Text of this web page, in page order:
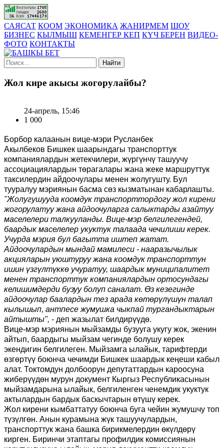
САЯСАТ КООМ ЭКОНОМИКА ЖАНИРМЕМ ШОУ
БИЗНЕС КЫЛМЫШ КЕМЕНГЕР КЕП КҮЧ БЕРЕН ВИДЕО-
ФОТО КОНТАКТЫ
Найти
Жол кире акысы жогорулайбы?
24-апрель, 15:46
1 000
Борбор калаанын вице-мэри Русланбек
Акылбеков Бишкек шаарындагы транспорттук
компаниялардын жетекчилери, жүргүнчү ташуучу
ассоциациялардын төрагалары жана жеке маршруттук
таксилердин айдоочулары менен жолугушту. Бул
тууралуу мэриянын басма сөз кызматынан кабарлашты.
"Жолугушууда коомдук транспорттордогу жол кирени
жогорулатуу жана айдоочуларга салыктарды азайтуу
маселелери талкууланды. Вице-мэр белгилегендей,
баардык маселелер укуктук талаада чечилиши керек.
Учурда мэрия бул багытта иштеп жатат.
Айдоочулардын мындай мамилеси - нааразычылык
акцияларын уюштуруу жана коомдук транспорттун
ишин үзгүлтүккө учуратуу, шаардык муниципалитет
менен транспорттук компаниялардын ортосундагы
келишимдерди бузуу болуп саналат. Өз кезегинде
айдоочулар баалардын тез арада көтөрүлүшүн талап
кылышып, антпесе жумушка чыкпай тургандыктарын
айтышты", - деп жазылат билдирүүдө.
Вице-мэр мэриянын мыйзамды бузууга укугу жок, экенин
айтып, баардыгы мыйзам чегинде болушу керек
экендигин белгилеген. Мыйзамга ылайык, тарифтерди
өзгөртүү боюнча чечимди Бишкек шаардык кеңеши кабыл
алат. Токтомдун долбоорун депутаттардын кароосуна
жиберүүдөн мурун документ Кыргыз Республикасынын
мыйзамдарына ылайык, белгиленген ченемдик укуктук
актылардын бардык баскычтарын өтүшү керек.
Жол кирени кымбаттатуу боюнча буга чейин жумушчу топ
түзүлгөн. Анын курамына жүк ташуучулардын,
транспорттук жана башка бирикмелердин өкүлдөрү
кирген. Биринчи этаптагы профилдик комиссиянын